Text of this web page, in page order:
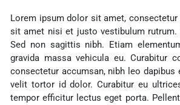
Lorem ipsum dolor sit amet,
sit amet nisi et justo vestibulum
Sed non sagittis nibh. Etiam
gravida massa vehicula eu. Curabitur
consectetur accumsan, nibh leo dapibus
velit tortor id dolor. Curabitur eu
tempor efficitur lectus eget porta.